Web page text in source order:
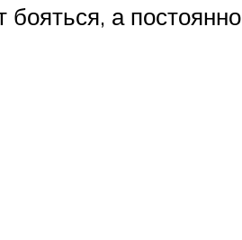
а постоянно